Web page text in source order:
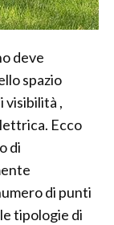
deve
spazio
visibilità ,
Ecco
di
di punti
tipologie di